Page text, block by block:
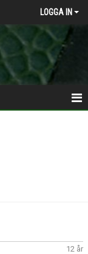
LOGGA IN
12 år